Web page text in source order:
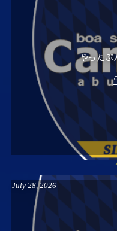
やったぶ
July 28,2026